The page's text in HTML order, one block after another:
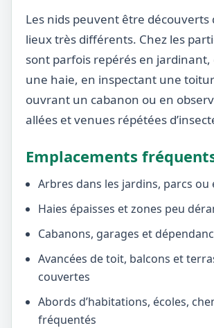
Les nids peuvent être découverts
lieux très différents. Chez les
sont parfois repérés en
une haie, en inspectant une
ouvrant un cabanon ou en
allées et venues répétées
Emplacements
Arbres dans les jardins, parcs ou
Haies épaisses et zones peu
Cabanons, garages et
Avancées de toit, balcons et
couvertes
Abords d’habitations, écoles,
fréquentés